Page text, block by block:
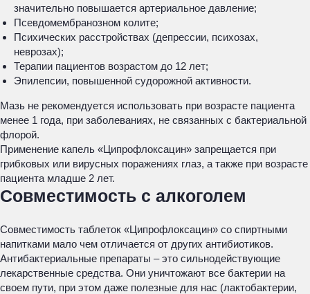
значительно повышается артериальное давление;
Псевдомембранозном колите;
Психических расстройствах (депрессии, психозах,
неврозах);
Терапии пациентов возрастом до 12 лет;
Эпилепсии, повышенной судорожной активности.
Мазь не рекомендуется использовать при возрасте пациента
менее 1 года, при заболеваниях, не связанных с бактериальной
флорой.
Применение капель «Ципрофлоксацин» запрещается при
грибковых или вирусных поражениях глаз, а также при возрасте
пациента младше 2 лет.
Совместимость с алкоголем
Совместимость таблеток «Ципрофлоксацин» со спиртными
напитками мало чем отличается от других антибиотиков.
Антибактериальные препараты – это сильнодействующие
лекарственные средства. Они уничтожают все бактерии на
своем пути, при этом даже полезные для нас (лактобактерии,